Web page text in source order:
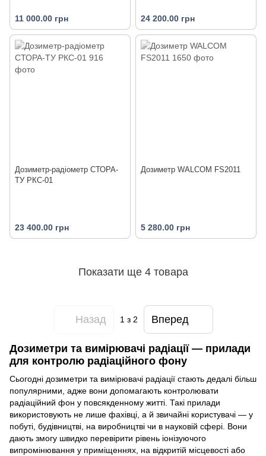
11 000.00 грн 24 200.00 грн
Дозиметр-радіометр СТОРА-
ТУ РКС-01
23 400.00 грн
Дозиметр WALCOM FS2011
5 280.00 грн
Показати ще 4 товара
Назад 1з 2 Вперед
Дозиметри та вимірювачі радіації — прилади
для контролю радіаційного фону
Сьогодні дозиметри та вимірювачі радіації стають дедалі більш
популярними, адже вони допомагають контролювати
радіаційний фон у повсякденному житті. Такі прилади
використовують не лише фахівці, а й звичайні користувачі — у
побуті, будівництві, на виробництві чи в науковій сфері. Вони
дають змогу швидко перевірити рівень іонізуючого
випромінювання у приміщеннях, на відкритій місцевості або